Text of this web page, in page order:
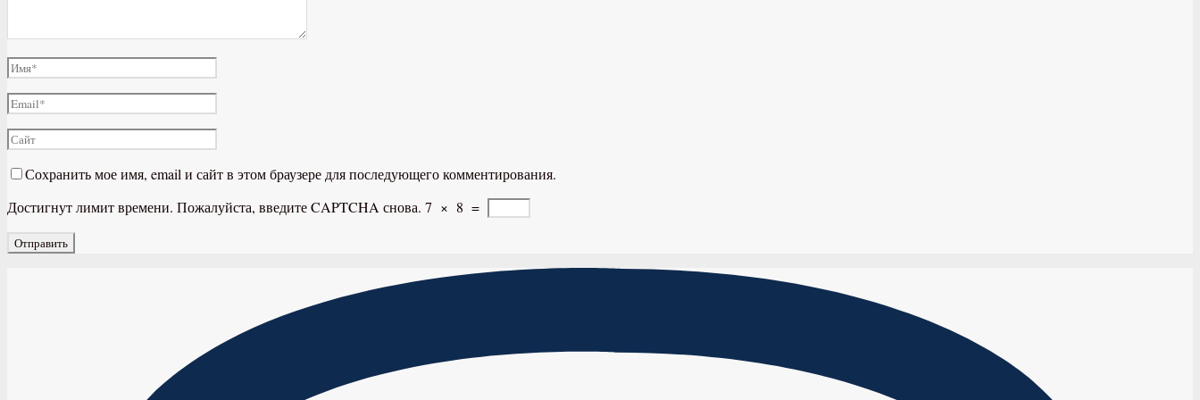
Сохранить мое имя, email и сайт в этом браузере для последующего комментирования.
Достигнут лимит времени. Пожалуйста, введите CAPTCHA снова. 7 × 8 =